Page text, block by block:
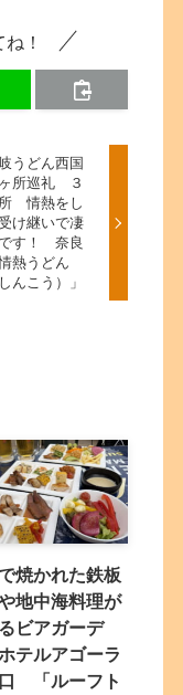
！
うどん西国
所巡礼 ３
情熱をし
け継いで凄
す！ 奈良
熱うどん
んこう）」
焼かれた鉄板
地中海料理が
ビアガーデ
テルアゴーラ
「ルーフト